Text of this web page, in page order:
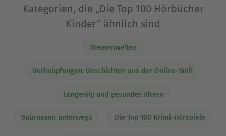
Kategorien, die „Die Top 100 Hörbücher
Kinder“ ähnlich sind
Themenwelten
Verknüpfungen: Geschichten aus der Online-Welt
Longevity und gesundes Altern
Spürnasen unterwegs Die Top 100 Krimi-Hörspiele